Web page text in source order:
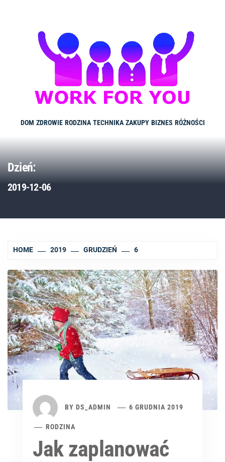
DOM ZDROWIE RODZINA TECHNIKA ZAKUPY BIZNES RÓŻNOŚCI
Dzień:
2019-12-06
HOME 2019 GRUDZIEŃ 6
BY DS_ADMIN 6 GRUDNIA 2019
RODZINA
Jak zaplanować